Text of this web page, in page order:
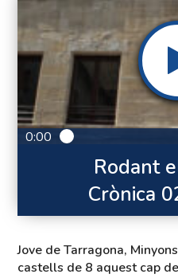
0:00
Rodant
Crònica
Jove de Tarragona,
castells de 8 aquest cap